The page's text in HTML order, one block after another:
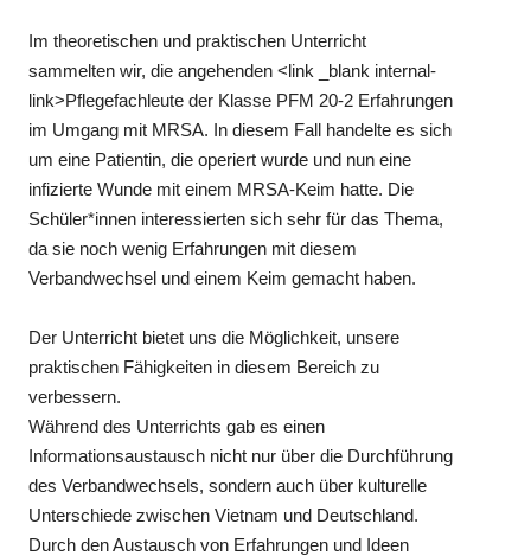
Im theoretischen und praktischen Unterricht
sammelten wir, die angehenden <link _blank internal-
link>Pflegefachleute der Klasse PFM 20-2 Erfahrungen
im Umgang mit MRSA. In diesem Fall handelte es sich
um eine Patientin, die operiert wurde und nun eine
infizierte Wunde mit einem MRSA-Keim hatte. Die
Schüler*innen interessierten sich sehr für das Thema,
da sie noch wenig Erfahrungen mit diesem
Verbandwechsel und einem Keim gemacht haben.
Der Unterricht bietet uns die Möglichkeit, unsere
praktischen Fähigkeiten in diesem Bereich zu
verbessern.
Während des Unterrichts gab es einen
Informationsaustausch nicht nur über die Durchführung
des Verbandwechsels, sondern auch über kulturelle
Unterschiede zwischen Vietnam und Deutschland.
Durch den Austausch von Erfahrungen und Ideen